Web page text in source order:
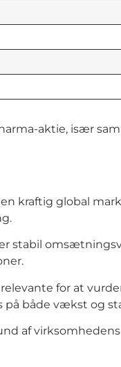
aktie, især
kraftig global
stabil
for at
både vækst og
af